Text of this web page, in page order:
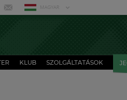
MAGYAR
KLUB SZOLGÁLTATÁSOK